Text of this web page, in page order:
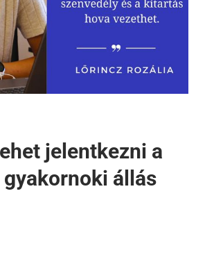
jelentkezni a
állás